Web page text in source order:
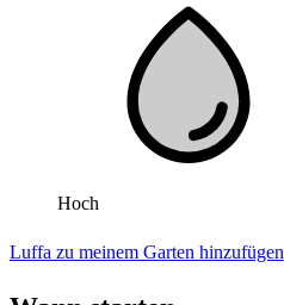
Hoch
Luffa zu meinem Garten hinzufügen